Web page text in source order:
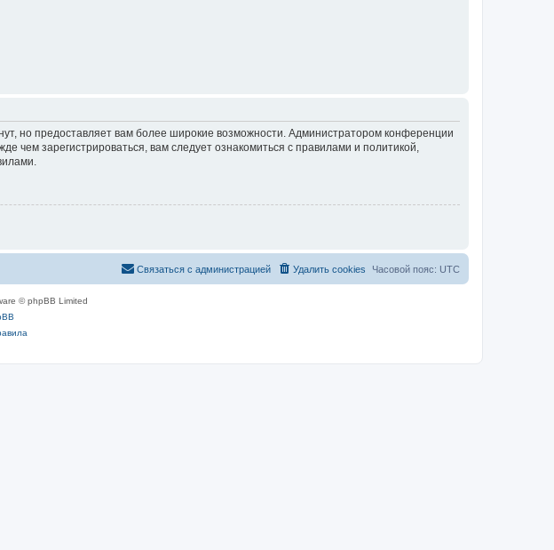
но предоставляет вам более широкие возможности. Администратором конференции
чем зарегистрироваться, вам следует ознакомиться с правилами и политикой,
Часовой пояс: UTC
Удалить cookies
Связаться с администрацией
© phpBB Limited